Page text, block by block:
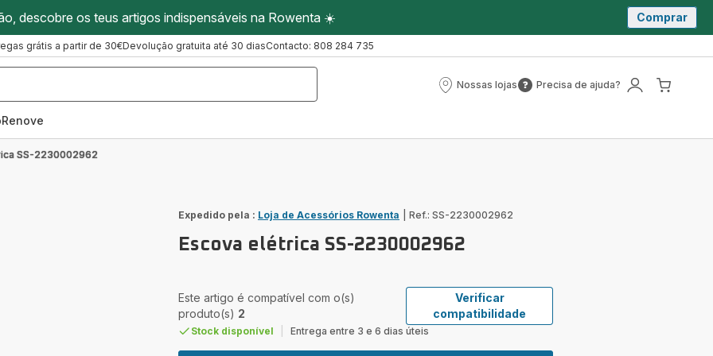
descobre os teus artigos indispensáveis na Rowenta ☀️ Comprar
grátis a partir de 30€Devolução gratuita até 30 diasContacto: 808 284 735
Nossas lojas
Nossas
Precisa de ajuda?
Precisa
SS-2230002962
Expedido pela : Loja de Acessórios Rowenta Ref.: SS-2230002962
Escova elétrica SS-2230002962
Este artigo é compatível com o(s)
produto(s) 2
Verificar
compatibilidade
Stock disponível Entrega entre 3 e 6 dias úteis